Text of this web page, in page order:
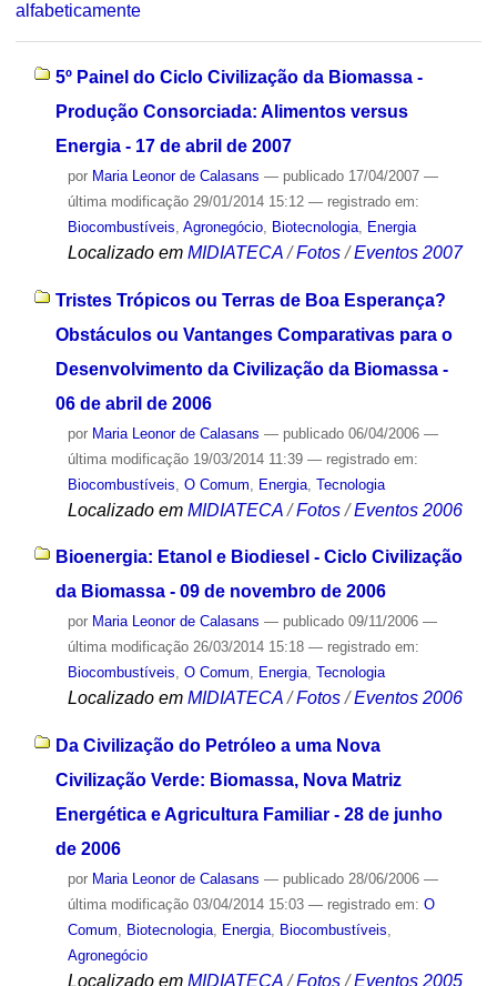
alfabeticamente
5º Painel do Ciclo Civilização da Biomassa -
Produção Consorciada: Alimentos versus
Energia - 17 de abril de 2007
por Maria Leonor de Calasans — publicado17/04/2007 —
última modificação29/01/2014 15:12 — registrado em:
Biocombustíveis Agronegócio, Biotecnologia, Energia
Localizado em MIDIATECA /Fotos /Eventos 2007
Tristes Trópicos ou Terras de Boa Esperança?
Obstáculos ou Vantanges Comparativas para o
Desenvolvimento da Civilização da Biomassa -
06 de abril de 2006
por Maria Leonor de Calasans — publicado06/04/2006 —
última modificação19/03/2014 11:39 — registrado em:
Biocombustíveis O Comum Energia, Tecnologia
Localizado em MIDIATECA /Fotos /Eventos 2006
Bioenergia: Etanol e Biodiesel - Ciclo Civilização
da Biomassa - 09 de novembro de 2006
por Maria Leonor de Calasans — publicado09/11/2006 —
última modificação26/03/2014 15:18 — registrado em:
Biocombustíveis, O Comum, Energia, Tecnologia
Localizado em MIDIATECA /Fotos /Eventos 2006
Da Civilização do Petróleo a uma Nova
Civilização Verde: Biomassa, Nova Matriz
Energética e Agricultura Familiar - 28 de junho
de 2006
por Maria Leonor de Calasans — publicado28/06/2006 —
última modificação03/04/2014 15:03 — registrado em: O
Comum, Biotecnologia, Energia, Biocombustíveis,
Agronegócio
Localizado em MIDIATECA /Fotos /Eventos 2005